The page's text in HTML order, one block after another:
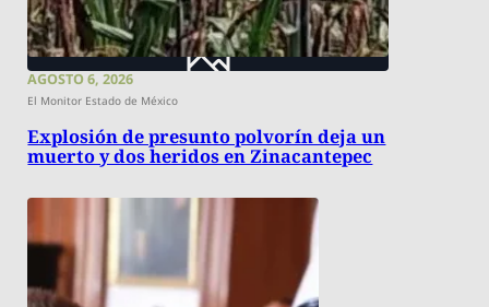
AGOSTO 6, 2026
El Monitor Estado de México
Explosión de presunto polvorín deja un
muerto y dos heridos en Zinacantepec